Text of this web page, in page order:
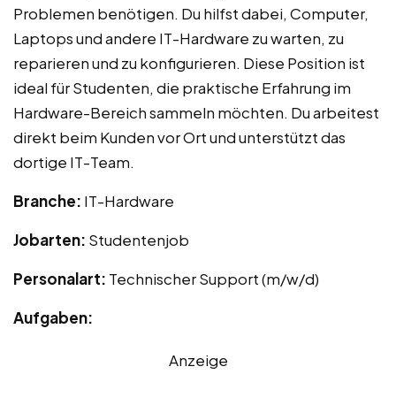
Problemen benötigen. Du hilfst dabei, Computer,
Laptops und andere IT-Hardware zu warten, zu
reparieren und zu konfigurieren. Diese Position ist
ideal für Studenten, die praktische Erfahrung im
Hardware-Bereich sammeln möchten. Du arbeitest
direkt beim Kunden vor Ort und unterstützt das
dortige IT-Team.
Branche: IT-Hardware
Jobarten: Studentenjob
Personalart: Technischer Support (m/w/d)
Aufgaben:
Anzeige